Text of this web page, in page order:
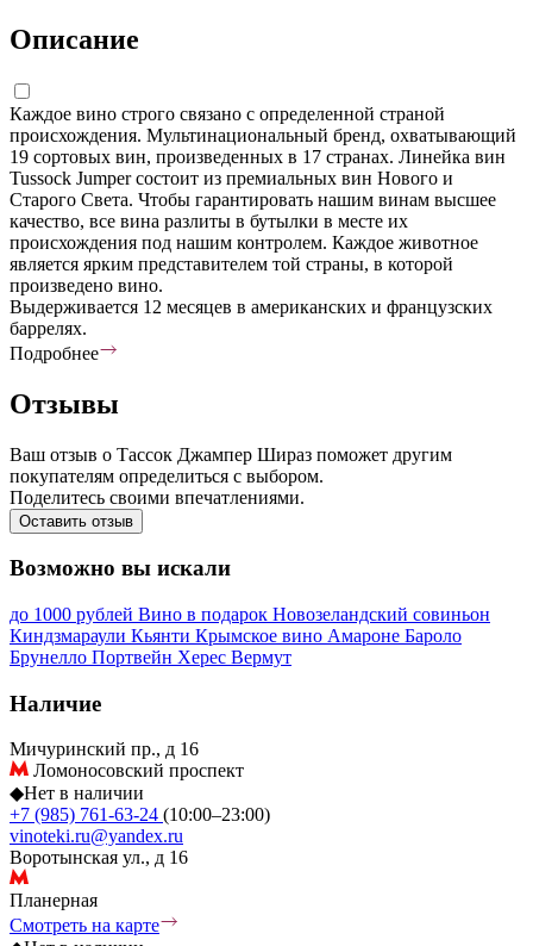
Описание
Каждое вино строго связано с определенной страной
происхождения. Мультинациональный бренд, охватывающий
19 сортовых вин, произведенных в 17 странах. Линейка вин
Tussock Jumper состоит из премиальных вин Нового и
Старого Света. Чтобы гарантировать нашим винам высшее
качество, все вина разлиты в бутылки в месте их
происхождения под нашим контролем. Каждое животное
является ярким представителем той страны, в которой
произведено вино.
Выдерживается 12 месяцев в американских и французских
баррелях.
Подробнее
Отзывы
Ваш отзыв о Тассок Джампер Шираз поможет другим
покупателям определиться с выбором.
Поделитесь своими впечатлениями.
Оставить отзыв
Возможно вы искали
до 1000 рублей Вино в подарок Новозеландский совиньон
Киндзмараули Кьянти Крымское вино Амароне Бароло
Брунелло Портвейн Херес Вермут
Наличие
Мичуринский пр., д 16
Ломоносовский проспект
◆Нет в наличии
+7 (985) 761-63-24 (10:00–23:00)
vinoteki.ru@yandex.ru
Воротынская ул., д 16
Планерная
Смотреть на карте